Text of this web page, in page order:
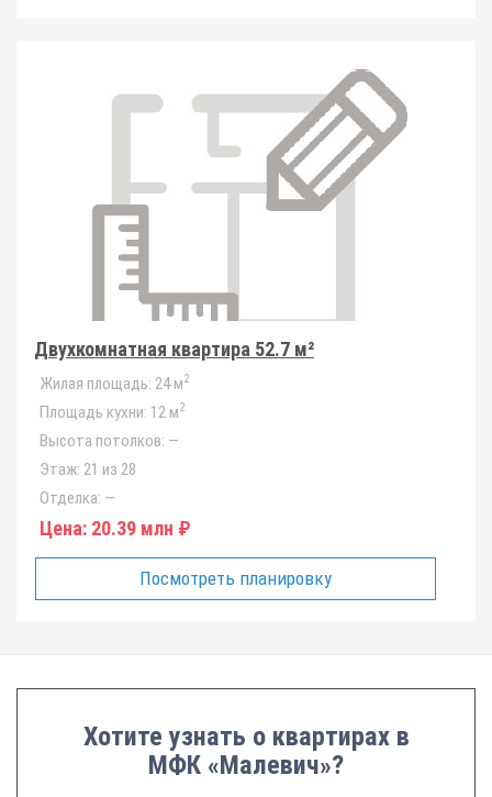
Двухкомнатная квартира 52.7 м²
Жилая площадь: 24 м2
Площадь кухни: 12 м2
Высота потолков: —
Этаж: 21 из 28
Отделка: —
Цена: 20.39 млн ₽
Посмотреть планировку
Хотите узнать о квартирах в
МФК «Малевич»?